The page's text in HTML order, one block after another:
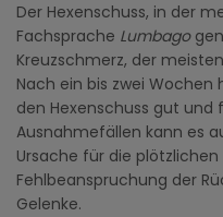
Der Hexenschuss, in der
Fachsprache Lumbago
Kreuzschmerz, der
Nach ein bis zwei
den Hexenschuss gut und
Ausnahmefällen kann es
Ursache für die
Fehlbeanspruchung der
Gelenke.